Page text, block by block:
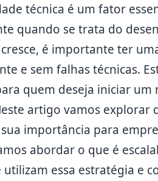
técnica é um fator
quando se trata do
é importante ter
e sem falhas técnicas.
quem deseja iniciar
artigo vamos explorar
importância para
abordar o que é
utilizam essa estratégia e